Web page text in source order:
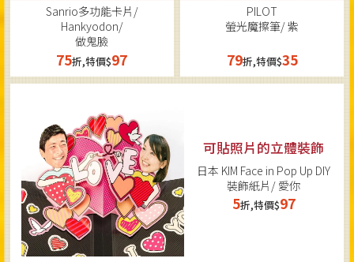
Sanrio多功能卡片/
Hankyodon/
做鬼臉
75折,特價$97
PILOT
螢光魔擦筆/ 紫
79折,特價$35
可貼照片的立體裝飾
日本 KIM Face in Pop Up DIY
裝飾紙片/ 愛你
5折,特價$97